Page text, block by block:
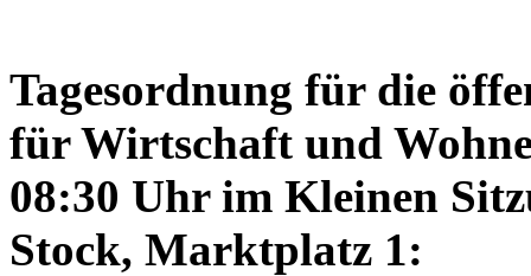
Tagesordnung für die
für Wirtschaft und
08:30 Uhr im Kleinen
Stock, Marktplatz 1: